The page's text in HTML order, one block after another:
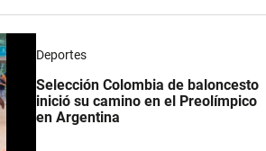
Deportes
Selección Colombia de baloncesto
inició su camino en el Preolímpico
en Argentina